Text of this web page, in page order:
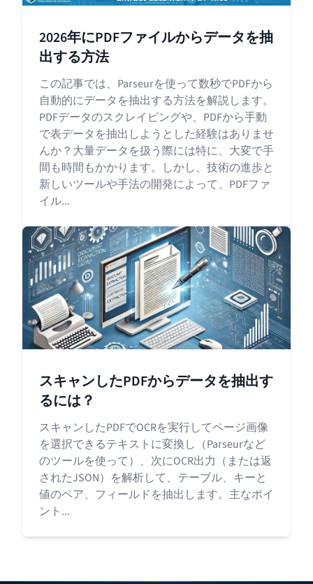
2026年にPDFファイルからデータを抽
出する方法
この記事では、Parseurを使って数秒でPDFから
自動的にデータを抽出する方法を解説します。
PDFデータのスクレイピングや、PDFから手動
で表データを抽出しようとした経験はありませ
んか？大量データを扱う際には特に、大変で手
間も時間もかかります。しかし、技術の進歩と
新しいツールや手法の開発によって、PDFファ
イル...
スキャンしたPDFからデータを抽出す
るには？
スキャンしたPDFでOCRを実行してページ画像
を選択できるテキストに変換し（Parseurなど
のツールを使って）、次にOCR出力（または返
されたJSON）を解析して、テーブル、キーと
値のペア、フィールドを抽出します。主なポイ
ント...